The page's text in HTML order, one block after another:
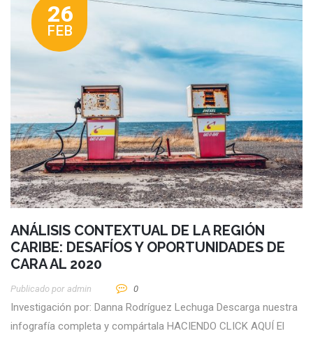
26
FEB
ANÁLISIS CONTEXTUAL DE LA REGIÓN
CARIBE: DESAFÍOS Y OPORTUNIDADES DE
CARA AL 2020
Publicado por Admin 0
Investigación por: Danna Rodríguez Lechuga Descarga nuestra
infografía completa y compártala HACIENDO CLICK AQUÍ El